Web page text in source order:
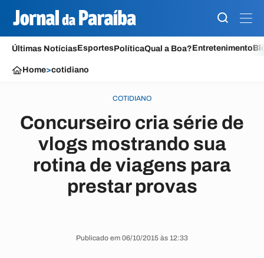
Últimas NotíciasEsportesPolíticaQual a Boa?Entretenimento
Home>cotidiano
COTIDIANO
Concurseiro cria série de
vlogs mostrando sua
rotina de viagens para
prestar provas
Publicado em 06/10/2015 às 12:33